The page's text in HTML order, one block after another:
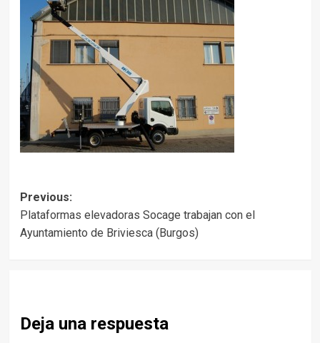
Post
navigation
Previous:
Plataformas elevadoras Socage trabajan con el
Ayuntamiento de Briviesca (Burgos)
Deja una respuesta